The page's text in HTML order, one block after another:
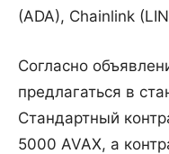
(ADA), Chainlink
Согласно
предлагаться в
Стандартный
5000 AVAX, а